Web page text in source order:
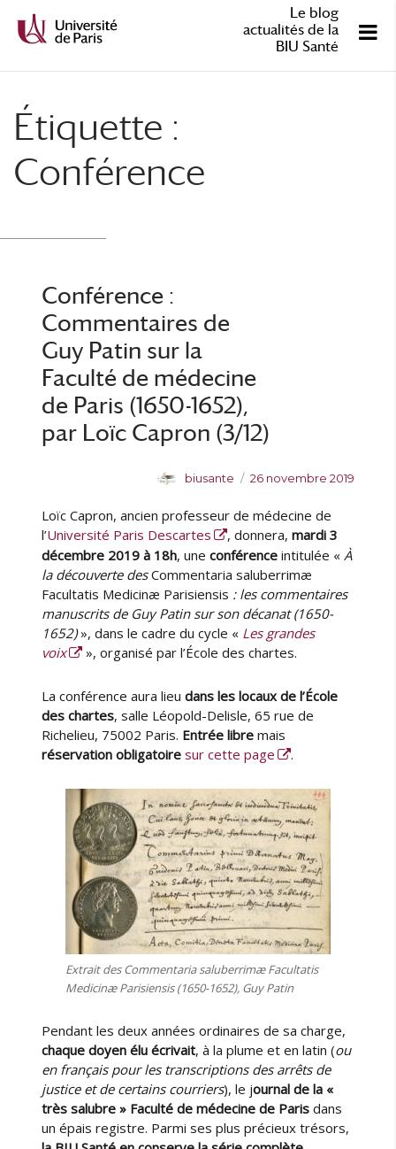
Le blog
actualités de la
BIU Santé
Étiquette :
Conférence
Conférence :
Commentaires de
Guy Patin sur la
Faculté de médecine
de Paris (1650-1652),
par Loïc Capron (3/12)
A
t
e
u
r
biusante
P
b
l
i
é
l
e
26 novembre 2019
Loïc Capron, ancien professeur de médecine de
l’Université Paris Descartes , donnera,mardi 3
décembre 2019 à 18h, uneconférence intitulée «À
la découverte desCommentaria saluberrimæ
Facultatis Medicinæ Parisiensis : les commentaires
manuscrits de Guy Patin sur son décanat (1650-
1652)», dans le cadre du cycle « Les grandes
voix
», organisé par l’École des chartes.
La conférence aura lieudans les locaux de l’École
des chartes, salle Léopold-Delisle, 65 rue de
Richelieu, 75002 Paris. Entrée libre mais
réservation obligatoire sur cette page .
Extrait des Commentaria saluberrimæ Facultatis
Medicinæ Parisiensis (1650-1652), Guy Patin
Pendant les deux années ordinaires de sa charge,
chaque doyen élu écrivait, à la plume et en latin (ou
en français pour les transcriptions des arrêts de
justice et de certains courriers), le journal de la «
très salubre » Faculté de médecine de Paris dans
un épais registre. Parmi ses plus précieux trésors,